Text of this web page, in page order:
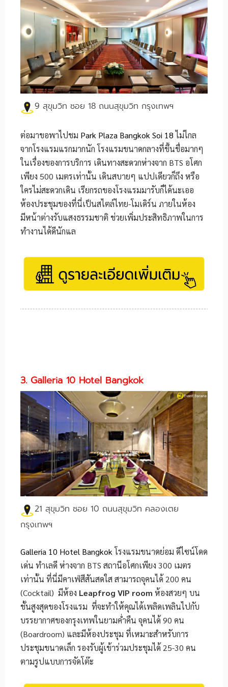
9 สุขุมวิท ซอย 18 ถนนสุขุมวิท กรุงเทพฯ
ต่อมาขอพาไปชม Park Plaza Bangkok Soi 18ไม่ไกล
จากโรงแรมแรกมากนัก โรงแรมขนาดกลางที่ขึ้นชื่อมากๆ
ในเรื่องของการบริการ เดินทางสะดวกห่างจาก BTS อโศก
เพียง 500 เมตรเท่านั้น เดินสบายๆ แปปเดียวก็ถึง หรือ
ใครไม่สะดวกเดิน เรียกรถของโรงแรมมารับก็ได้นะเออ
ห้องประชุมของที่นี่เป็นสไตล์ไทย-โมเดิร์น ภายในห้อง
มีหน้าต่างรับแสงธรรมชาติ ช่วยเพิ่มประสิทธิภาพในการ
ทำงานได้ดีนักแล
3. Galleria 10 Hotel Bangkok
21 สุขุมวิท ซอย 10 ถนนสุขุมวิท คลองเตย
กรุงเทพฯ
Galleria 10 Hotel Bangkokโรงแรมขนาดย่อม ดีไซน์โดด
เด่น ทำเลดี ห่างจาก BTS สถานีอโศกเพียง 300 เมตร
เท่านั้น ที่นี่มีคาเฟ่สีสันสดใส สามารถจุคนได้ 200 คน
(Cocktail) มีห้อง Leapfrog VIP room ห้องสวยๆ บน
ชั้นสูงสุดของโรงแรม ที่จะทำให้คุณได้เพลิดเพลินไปกับ
บรรยากาศของกรุงเทพในยามค่ำคืน จุคนได้ 90 คน
(ฺBoardroom) และมีห้องประชุม ที่เหมาะสำหรับการ
ประชุมขนาดเล็ก รองรับผู้เข้าร่วมประชุมได้ 25-30 คน
ตามรูปแบบการจัดโต๊ะ